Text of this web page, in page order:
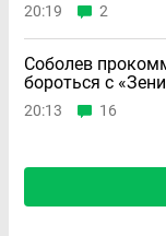
20:19 2
Соболев
бороться с
20:13 16